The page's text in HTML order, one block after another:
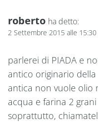
roberto ha detto:
2 Settembre 2015 alle 15:30
parlerei di PIADA e
antico originario
antica non vuole olio
acqua e farina 2
soprattutto,